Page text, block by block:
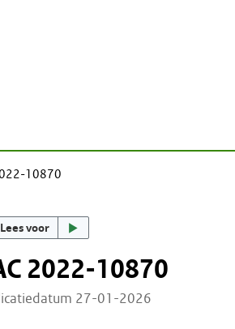
10870
Lees voor
2022-10870
27-01-2026